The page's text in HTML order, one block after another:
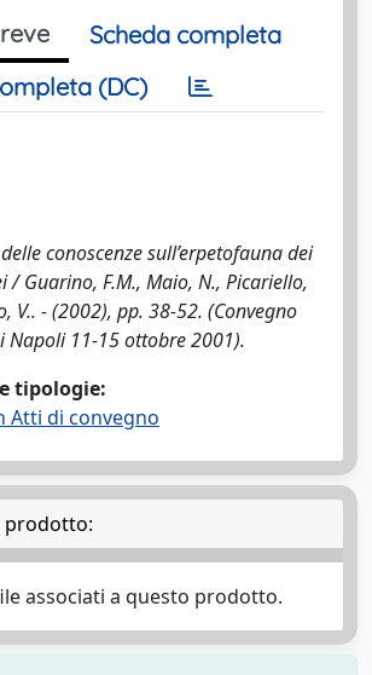
Scheda completa
(DC)
conoscenze sull’erpetofauna dei
/ Guarino, F.M., Maio, N., Picariello,
V.. - (2002), pp. 38-52. (Convegno
Napoli 11-15 ottobre 2001).
tipologie:
Atti di convegno
prodotto:
associati a questo prodotto.